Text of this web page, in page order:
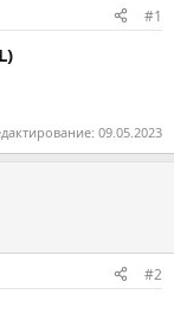
#1
09.05.2023
#2